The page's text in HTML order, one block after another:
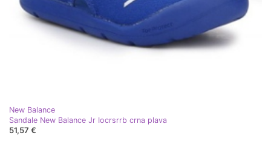
New Balance
Sandale New Balance Jr Iocrsrrb crna plava
51,57 €